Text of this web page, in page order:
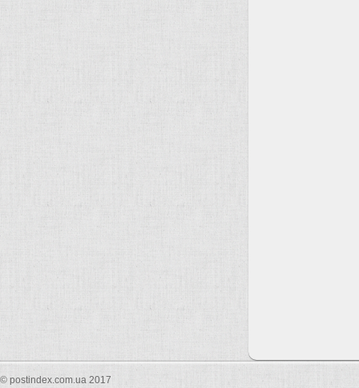
© postindex.com.ua 2017